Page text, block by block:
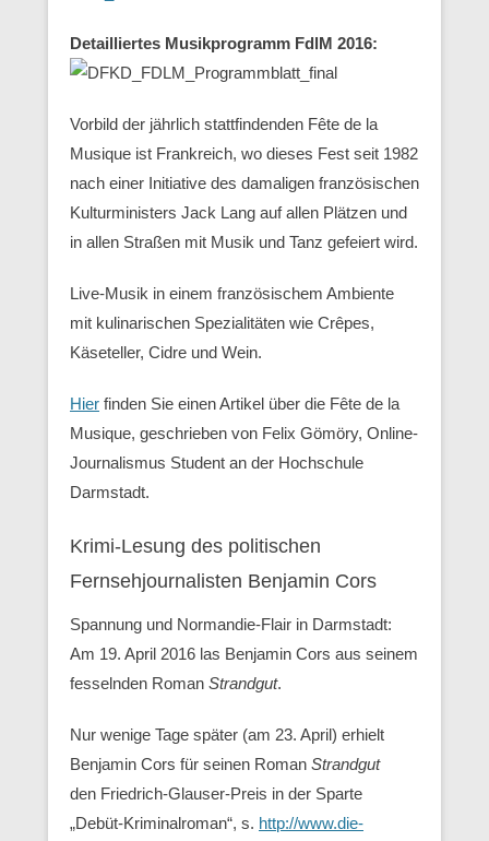
Detailliertes Musikprogramm FdlM 2016:
Vorbild der jährlich stattfindenden Fête de la
Musique ist Frankreich, wo dieses Fest seit 1982
nach einer Initiative des damaligen französischen
Kulturministers Jack Lang auf allen Plätzen und
in allen Straßen mit Musik und Tanz gefeiert wird.
Live-Musik in einem französischem Ambiente
mit kulinarischen Spezialitäten wie Crêpes,
Käseteller, Cidre und Wein.
Hier finden Sie einen Artikel über die Fête de la
Musique, geschrieben von Felix Gömöry, Online-
Journalismus Student an der Hochschule
Darmstadt.
Krimi-Lesung des politischen
Fernsehjournalisten Benjamin Cors
Spannung und Normandie-Flair in Darmstadt:
Am 19. April 2016 las Benjamin Cors aus seinem
fesselnden Roman Strandgut.
Nur wenige Tage später (am 23. April) erhielt
Benjamin Cors für seinen Roman Strandgut
den Friedrich-Glauser-Preis in der Sparte
„Debüt-Kriminalroman“, s. http://www.die-